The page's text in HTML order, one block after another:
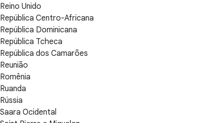
Reino Unido
República Centro-Africana
República Dominicana
República Tcheca
República dos Camarões
Reunião
Romênia
Ruanda
Rússia
Saara Ocidental